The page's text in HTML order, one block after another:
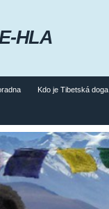
Kdo je Tibetská doga
HLA